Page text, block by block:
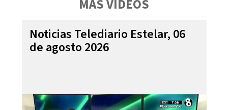
MÁS VIDEOS
Noticias Telediario Estelar, 06
de agosto 2026